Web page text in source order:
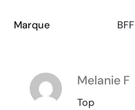
Marque
Melanie F
Top